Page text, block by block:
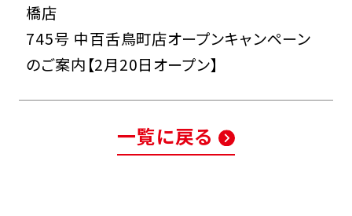
橋店
745号 中百舌鳥町店オープンキャンペーン
のご案内【2月20日オープン】
一覧に戻る